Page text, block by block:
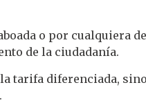
o por cualquiera
de la ciudadanía.
tarifa diferenciada,